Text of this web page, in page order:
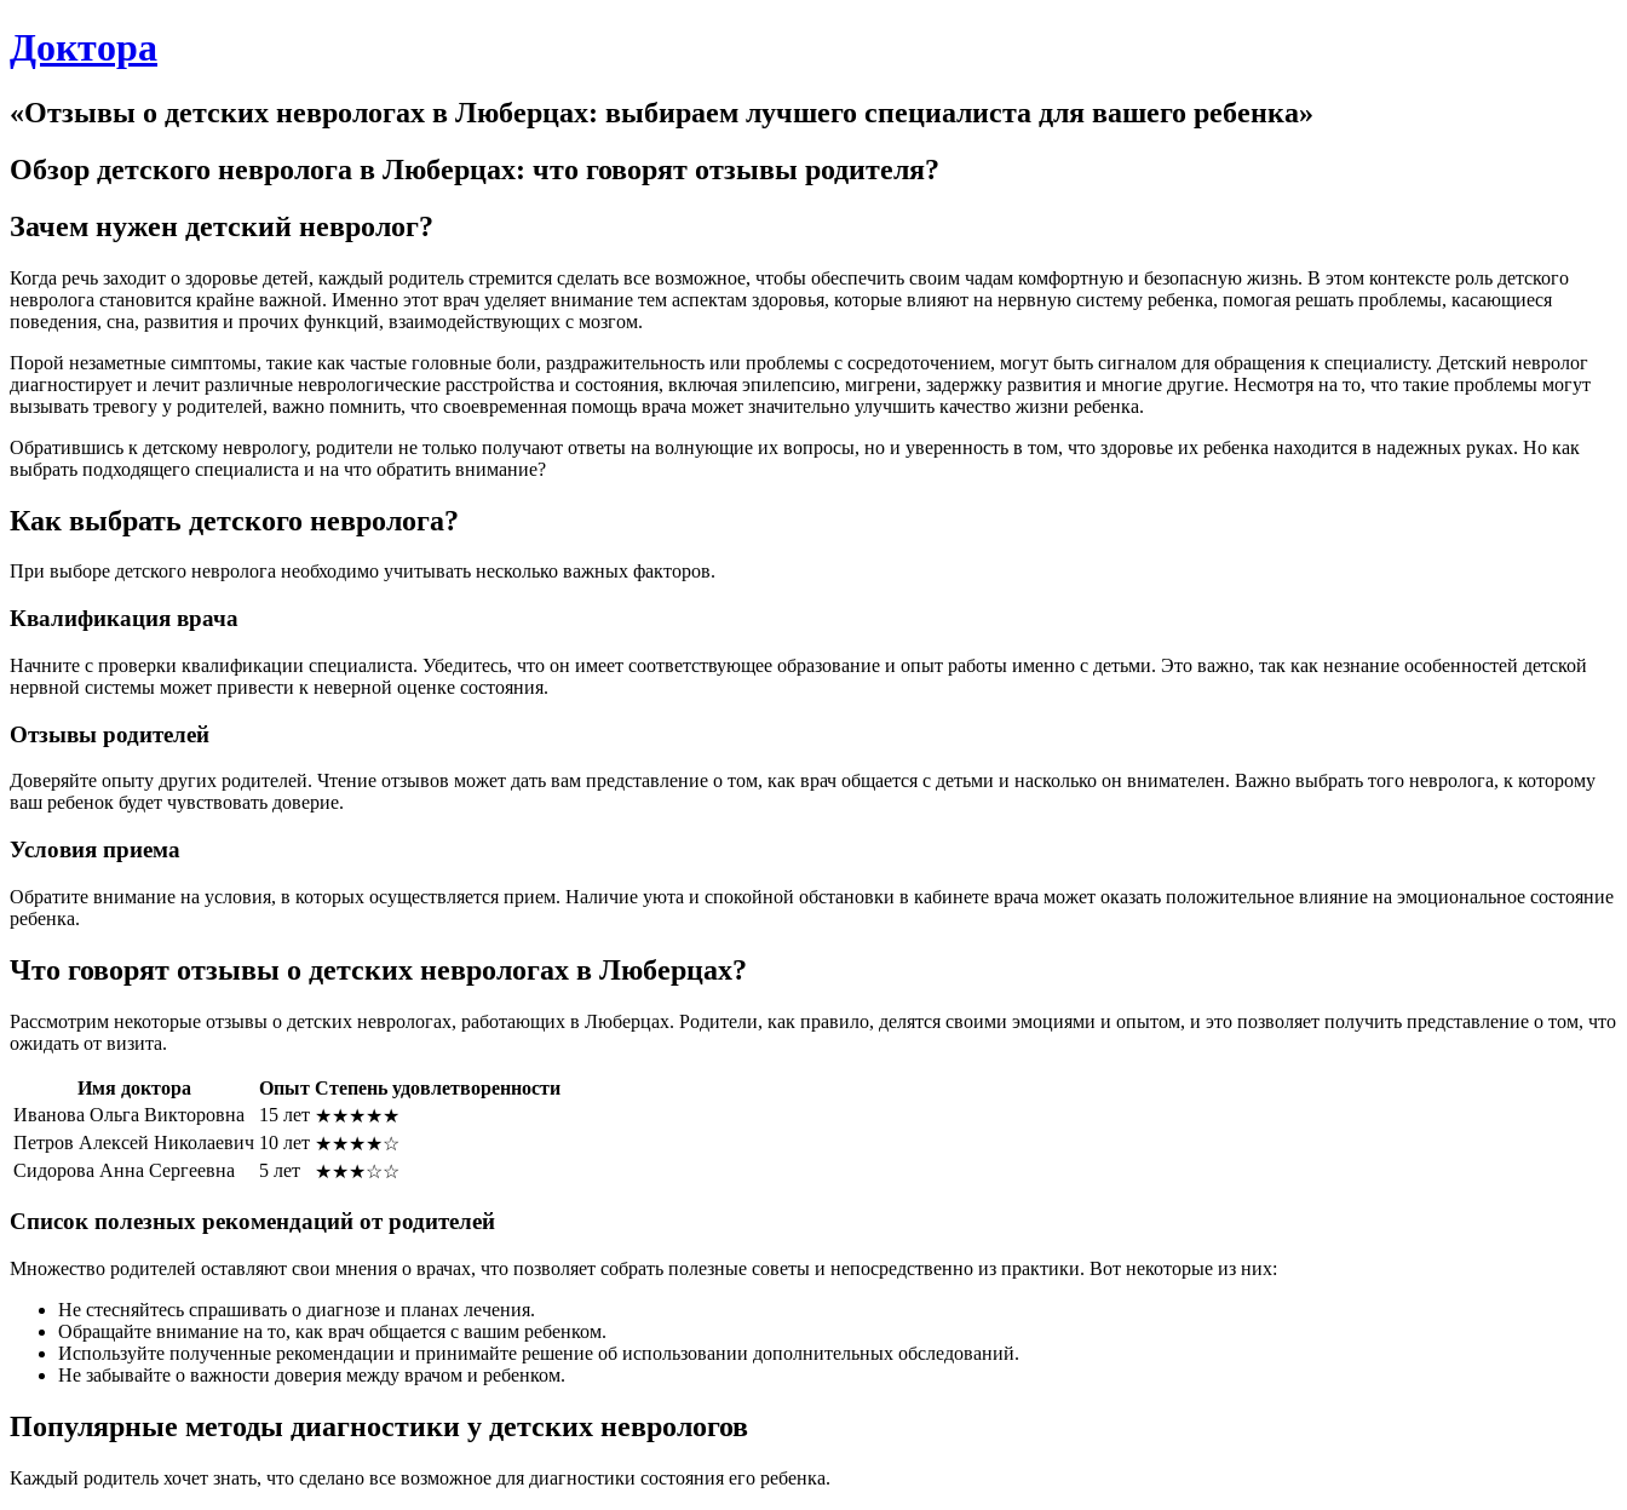
Skip
to
Доктора
«Отзывы о детских неврологах в Люберцах: выбираем лучшего специалиста для вашего ребенка»
Обзор детского невролога в Люберцах: что говорят отзывы родителя?
Зачем нужен детский невролог?
Когда речь заходит о здоровье детей, каждый родитель стремится сделать все возможное, чтобы обеспечить своим чадам комфортную и безопасную жизнь. В этом контексте роль детского
невролога становится крайне важной. Именно этот врач уделяет внимание тем аспектам здоровья, которые влияют на нервную систему ребенка, помогая решать проблемы, касающиеся
поведения, сна, развития и прочих функций, взаимодействующих с мозгом.
Порой незаметные симптомы, такие как частые головные боли, раздражительность или проблемы с сосредоточением, могут быть сигналом для обращения к специалисту. Детский невролог
диагностирует и лечит различные неврологические расстройства и состояния, включая эпилепсию, мигрени, задержку развития и многие другие. Несмотря на то, что такие проблемы могут
вызывать тревогу у родителей, важно помнить, что своевременная помощь врача может значительно улучшить качество жизни ребенка.
Обратившись к детскому неврологу, родители не только получают ответы на волнующие их вопросы, но и уверенность в том, что здоровье их ребенка находится в надежных руках. Но как
выбрать подходящего специалиста и на что обратить внимание?
Как выбрать детского невролога?
При выборе детского невролога необходимо учитывать несколько важных факторов.
Квалификация врача
Начните с проверки квалификации специалиста. Убедитесь, что он имеет соответствующее образование и опыт работы именно с детьми. Это важно, так как незнание особенностей детской
нервной системы может привести к неверной оценке состояния.
Отзывы родителей
Доверяйте опыту других родителей. Чтение отзывов может дать вам представление о том, как врач общается с детьми и насколько он внимателен. Важно выбрать того невролога, к которому
ваш ребенок будет чувствовать доверие.
Условия приема
Обратите внимание на условия, в которых осуществляется прием. Наличие уюта и спокойной обстановки в кабинете врача может оказать положительное влияние на эмоциональное состояние
ребенка.
Что говорят отзывы о детских неврологах в Люберцах?
Рассмотрим некоторые отзывы о детских неврологах, работающих в Люберцах. Родители, как правило, делятся своими эмоциями и опытом, и это позволяет получить представление о том, что
ожидать от визита.
Имя доктора Опыт Степень удовлетворенности
Иванова Ольга Викторовна
15 лет ★★★★★
Петров Алексей Николаевич 10 лет ★★★★☆
Сидорова Анна Сергеевна
5 лет ★★★☆☆
Список полезных рекомендаций от родителей
Множество родителей оставляют свои мнения о врачах, что позволяет собрать полезные советы и непосредственно из практики. Вот некоторые из них:
Не стесняйтесь спрашивать о диагнозе и планах лечения.
Обращайте внимание на то, как врач общается с вашим ребенком.
Используйте полученные рекомендации и принимайте решение об использовании дополнительных обследований.
Не забывайте о важности доверия между врачом и ребенком.
Популярные методы диагностики у детских неврологов
Каждый родитель хочет знать, что сделано все возможное для диагностики состояния его ребенка.